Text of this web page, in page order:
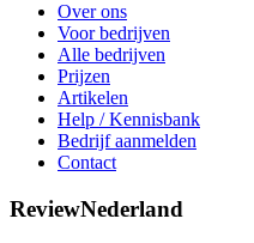
Over ons
Voor bedrijven
Alle bedrijven
Prijzen
Artikelen
Help / Kennisbank
Bedrijf aanmelden
Contact
ReviewNederland